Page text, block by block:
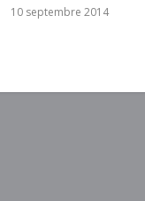
10 septembre 2014